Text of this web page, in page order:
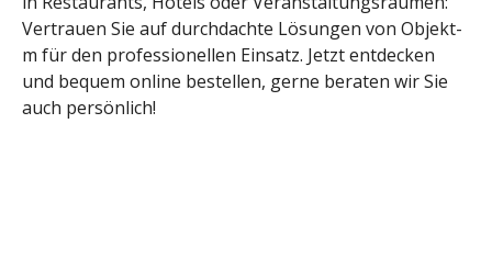
Vertrauen Sie auf durchdachte Lösungen von Objekt-
m für den professionellen Einsatz. Jetzt entdecken
und bequem online bestellen, gerne beraten wir Sie
auch persönlich!